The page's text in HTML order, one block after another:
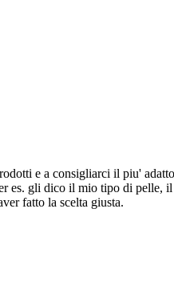
e a consigliarci il piu'
es. gli dico il mio tipo di
fatto la scelta giusta.